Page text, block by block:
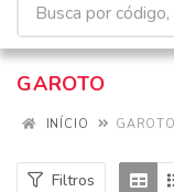
GAROTO
INÍCIO GAROTO
Filtros